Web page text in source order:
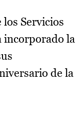
los Servicios
incorporado la
de la